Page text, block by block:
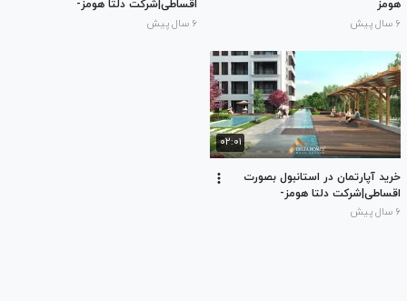
هومز
۶ سال پیش
اقساطی|شرکت دلتا هومز-
00905396760710
۶ سال پیش
۰۲:۰۱
خرید آپارتمان در استانبول بصورت
اقساطی|شرکت دلتا هومز-
00905396760710
۶ سال پیش